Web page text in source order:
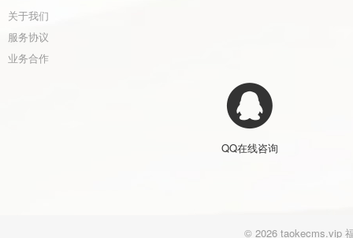
关于我们
服务协议
业务合作
QQ在线咨询
© 2026 taokecms.vip